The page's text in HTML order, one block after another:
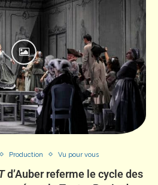
Production Vu pour vous
d’Auber referme le cycle des